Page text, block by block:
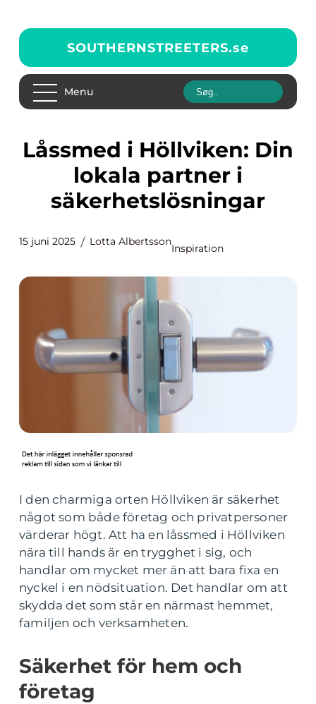
SOUTHERNSTREETERS.se
Menu
Låssmed i Höllviken: Din
lokala partner i
säkerhetslösningar
15 juni 2025 Lotta Albertsson
Inspiration
I den charmiga orten Höllviken är säkerhet
något som både företag och privatpersoner
värderar högt. Att ha en låssmed i Höllviken
nära till hands är en trygghet i sig, och
handlar om mycket mer än att bara fixa en
nyckel i en nödsituation. Det handlar om att
skydda det som står en närmast hemmet,
familjen och verksamheten.
Säkerhet för hem och
företag